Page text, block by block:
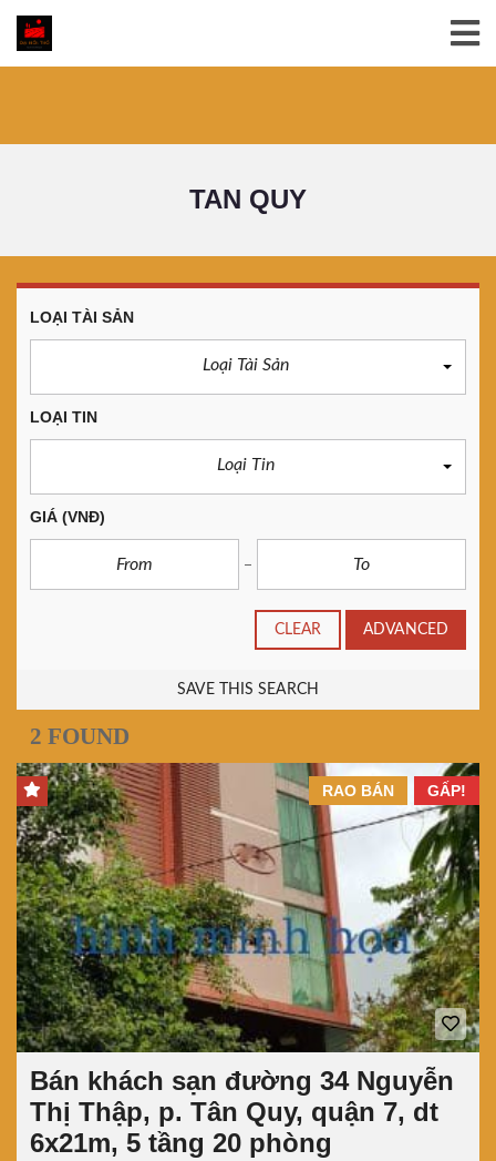
TAN QUY
LOẠI TÀI SẢN
Loại Tài Sản
LOẠI TIN
Loại Tin
GIÁ (VNĐ)
CLEAR ADVANCED
SAVE THIS SEARCH
2 FOUND
GẤP!
RAO BÁN
Bán khách sạn đường 34 Nguyễn
Thị Thập, p. Tân Quy, quận 7, dt
6x21m, 5 tầng 20 phòng